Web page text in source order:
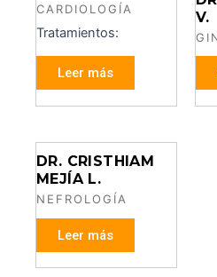
CARDIOLOGÍA
Tratamientos:
Leer más
V.
DR. CRISTHIAM
MEJÍA L.
NEFROLOGÍA
Leer más